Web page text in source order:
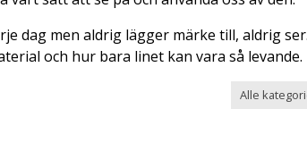
dag men aldrig lägger märke till, aldrig
och hur bara linet kan vara så levande.